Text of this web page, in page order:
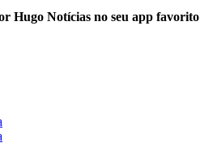
Hugo Notícias no seu app favorito